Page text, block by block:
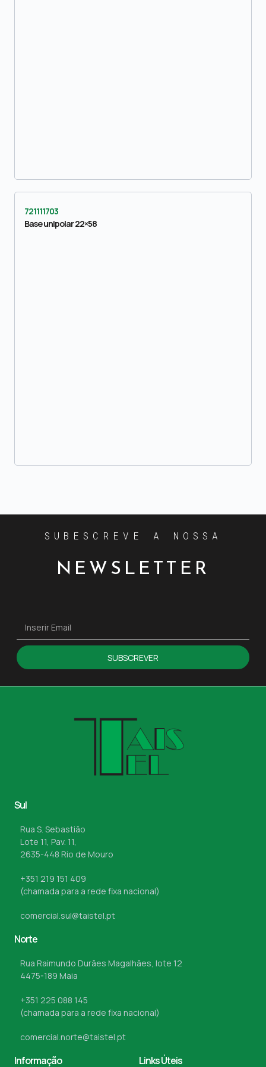
721111703
Base unipolar 22×58
SUBESCREVE A NOSSA
NEWSLETTER
SUBSCREVER
Sul
Rua S. Sebastião
Lote 11, Pav. 11,
2635-448 Rio de Mouro
+351 219 151 409
(chamada para a rede fixa nacional)
comercial.sul@taistel.pt
Norte
Rua Raimundo Durães Magalhães, lote 12
4475-189 Maia
+351 225 088 145
(chamada para a rede fixa nacional)
comercial.norte@taistel.pt
Informação Links Úteis